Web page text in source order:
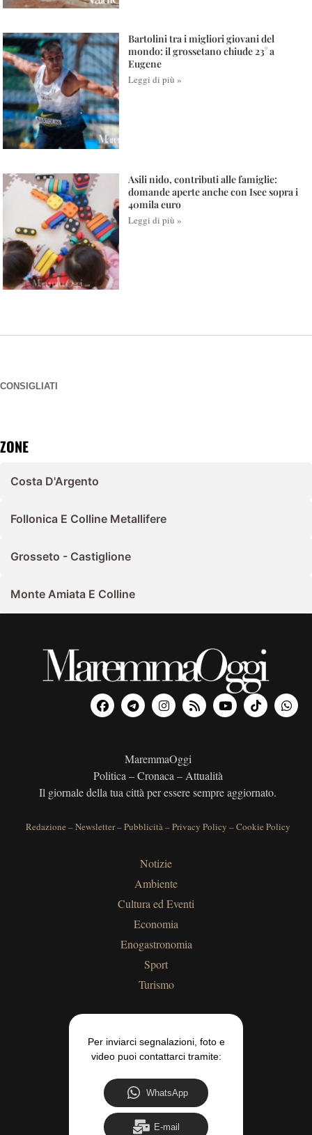
Bartolini tra i migliori giovani del
mondo: il grossetano chiude 23° a
Eugene
Leggi di più »
Asili nido, contributi alle famiglie:
domande aperte anche con Isee sopra i
40mila euro
Leggi di più »
CONSIGLIATI
ZONE
Costa D'Argento
Follonica E Colline Metallifere
Grosseto - Castiglione
Monte Amiata E Colline
MaremmaOggi
Politica – Cronaca – Attualità
Il giornale della tua città per essere sempre aggiornato.
Redazione –Newsletter–Pubblicità–Privacy Policy –Cookie Policy
Notizie
Ambiente
Cultura ed Eventi
Economia
Enogastronomia
Sport
Turismo
Per inviarci segnalazioni, foto e
video puoi contattarci tramite:
WhatsApp
E-mail